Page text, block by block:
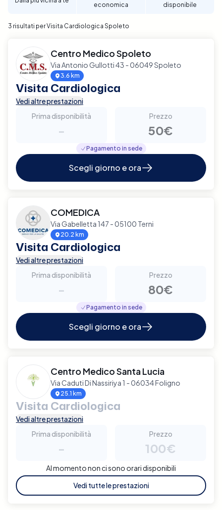
per garantire un supporto diagnostico completo e
economica
disponibile
3 risultati per Visita Cardiologica Spoleto
Centro Medico Spoleto
Via Antonio Gullotti 43 - 06049 Spoleto
3.6 km
Visita Cardiologica
Vedi altre prestazioni
Prima disponibilità
-
Prezzo
50€
Pagamento in sede
Scegli giorno e ora
COMEDICA
Via Gabelletta 147 - 05100 Terni
20.2 km
Visita Cardiologica
Vedi altre prestazioni
Prima disponibilità
-
Prezzo
80€
Pagamento in sede
Scegli giorno e ora
Centro Medico Santa Lucia
Via Caduti Di Nassiriya 1 - 06034 Foligno
25.1 km
Visita Cardiologica
Vedi altre prestazioni
Prima disponibilità
-
Prezzo
100€
Al momento non ci sono orari disponibili
Vedi tutte le prestazioni